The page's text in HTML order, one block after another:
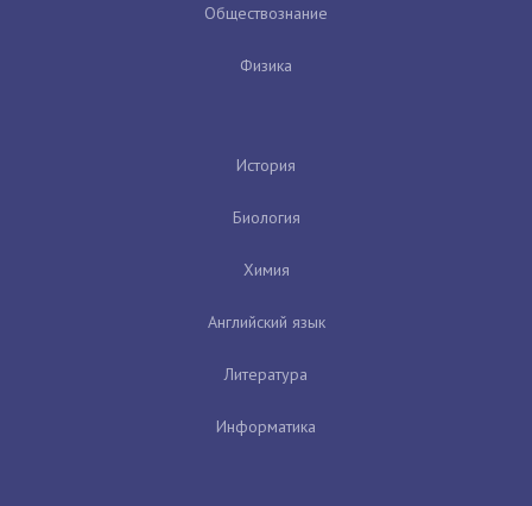
Обществознание
Физика
История
Биология
Химия
Английский язык
Литература
Информатика